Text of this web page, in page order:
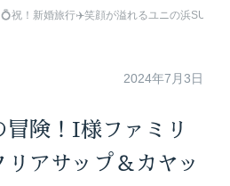
💍祝！新婚旅行✈️笑顔が溢れるユニの浜SUPツ
2024年7月3日
冒険！I様ファミリ
アサップ＆カヤッ